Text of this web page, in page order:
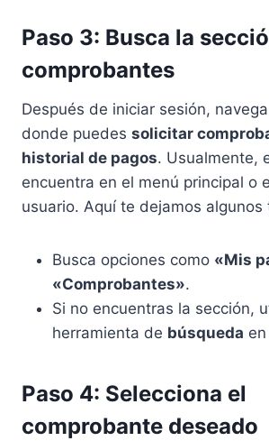
Paso 3: Busca la
comprobantes
Después de iniciar sesión,
donde puedes solicitar
historial de pagos. Usualmente,
encuentra en el menú principal o
usuario. Aquí te dejamos algunos
Busca opciones como «Mis
«Comprobantes».
Si no encuentras la sección,
herramienta de búsqueda
Paso 4: Selecciona el
comprobante deseado